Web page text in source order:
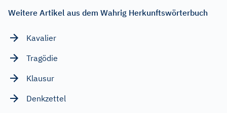
Weitere Artikel aus dem Wahrig Herkunftswörterbuch
Kavalier
Tragödie
Klausur
Denkzettel